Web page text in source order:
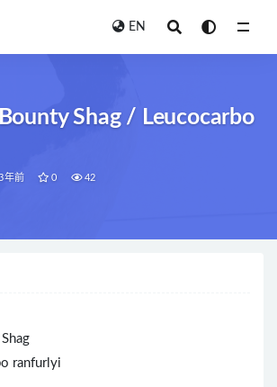
EN
Shag / Leucocarbo
年前 0 42
ranfurlyi